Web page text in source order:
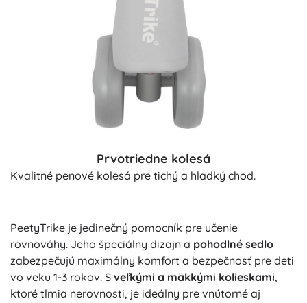
Prvotriedne kolesá
Kvalitné penové kolesá pre tichý a hladký chod.
PeetyTrike je jedinečný pomocník pre učenie
rovnováhy. Jeho špeciálny dizajn a pohodlné sedlo
zabezpečujú maximálny komfort a bezpečnosť pre deti
vo veku 1-3 rokov. S veľkými a mäkkými kolieskami,
ktoré tlmia nerovnosti, je ideálny pre vnútorné aj